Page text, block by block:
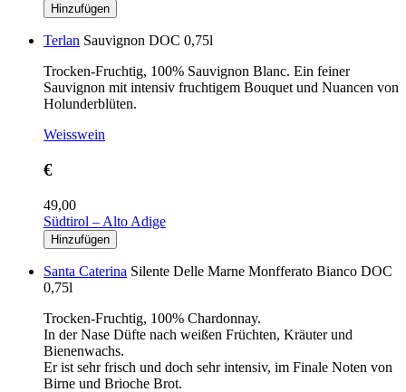
Terlan Sauvignon DOC 0,75l
Trocken-Fruchtig, 100% Sauvignon Blanc. Ein feiner
Sauvignon mit intensiv fruchtigem Bouquet und Nuancen von
Holunderblüten.
Weisswein
€
49,00
Südtirol – Alto Adige
Santa Caterina Silente Delle Marne Monfferato Bianco DOC
0,75l
Trocken-Fruchtig, 100% Chardonnay.
In der Nase Düfte nach weißen Früchten, Kräuter und
Bienenwachs.
Er ist sehr frisch und doch sehr intensiv, im Finale Noten von
Birne und Brioche Brot.